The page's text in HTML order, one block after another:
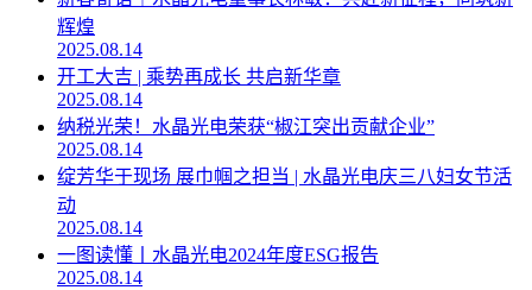
辉煌
2025.08.14
开工大吉 | 乘势再成长 共启新华章
2025.08.14
纳税光荣！水晶光电荣获“椒江突出贡献企业”
2025.08.14
绽芳华于现场 展巾帼之担当 | 水晶光电庆三八妇女节活
动
2025.08.14
一图读懂丨水晶光电2024年度ESG报告
2025.08.14